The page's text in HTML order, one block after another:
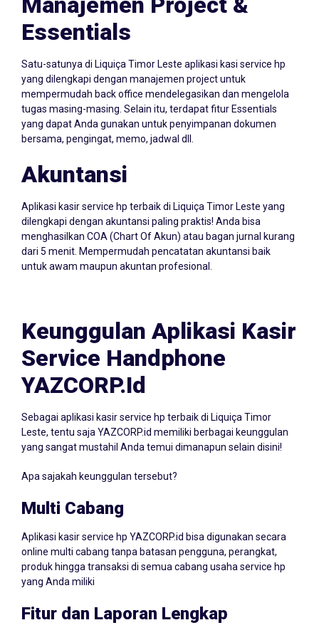
Manajemen Project &
Essentials
Satu-satunya di Liquiça Timor Leste aplikasi kasi service hp
yang dilengkapi dengan manajemen project untuk
mempermudah back office mendelegasikan dan mengelola
tugas masing-masing. Selain itu, terdapat fitur Essentials
yang dapat Anda gunakan untuk penyimpanan dokumen
Akuntansi
Aplikasi kasir service hp terbaik di Liquiça Timor Leste yang
dilengkapi dengan akuntansi paling praktis! Anda bisa
menghasilkan COA (Chart Of Akun) atau bagan jurnal kurang
dari 5 menit. Mempermudah pencatatan akuntansi baik
Keunggulan Aplikasi Kasir
Service Handphone
YAZCORP.id
Sebagai aplikasi kasir service hp terbaik di Liquiça Timor
Leste, tentu saja YAZCORP.id memiliki berbagai keunggulan
Multi Cabang
Aplikasi kasir service hp YAZCORP.id bisa digunakan secara
online multi cabang tanpa batasan pengguna, perangkat,
produk hingga transaksi di semua cabang usaha service hp
Fitur dan Laporan Lengkap